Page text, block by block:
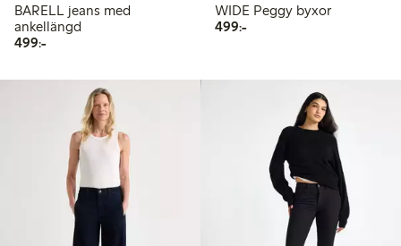
BARELL jeans med
ankellängd
499:-499,00 kr
WIDE Peggy byxor
499:-499,00 kr